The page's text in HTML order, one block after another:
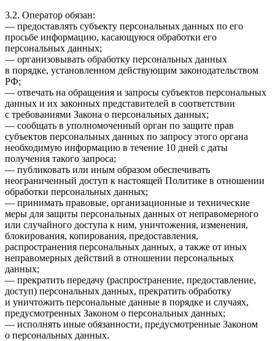
3.2. Оператор обязан:
— предоставлять субъекту персональных данных по его
просьбе информацию, касающуюся обработки его
персональных данных;
— организовывать обработку персональных данных
в порядке, установленном действующим законодательством
РФ;
— отвечать на обращения и запросы субъектов персональных
данных и их законных представителей в соответствии
с требованиями Закона о персональных данных;
— сообщать в уполномоченный орган по защите прав
субъектов персональных данных по запросу этого органа
необходимую информацию в течение 10 дней с даты
получения такого запроса;
— публиковать или иным образом обеспечивать
неограниченный доступ к настоящей Политике в отношении
обработки персональных данных;
— принимать правовые, организационные и технические
меры для защиты персональных данных от неправомерного
или случайного доступа к ним, уничтожения, изменения,
блокирования, копирования, предоставления,
распространения персональных данных, а также от иных
неправомерных действий в отношении персональных
данных;
— прекратить передачу (распространение, предоставление,
доступ) персональных данных, прекратить обработку
и уничтожить персональные данные в порядке и случаях,
предусмотренных Законом о персональных данных;
— исполнять иные обязанности, предусмотренные Законом
о персональных данных.